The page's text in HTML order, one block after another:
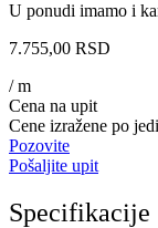
U ponudi imamo i
7.755,00 RSD
/ m
Cena na upit
Cene izražene po
Pozovite
Pošaljite upit
Specifikacije